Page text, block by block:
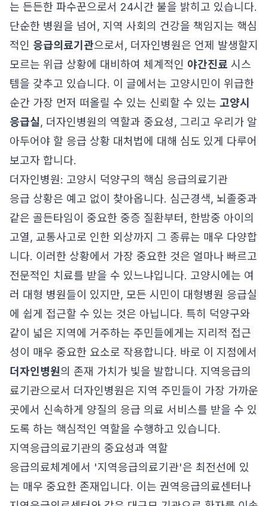
는 든든한 파수꾼으로서 24시간 불을 밝히고 있습니다.
단순한 병원을 넘어, 지역 사회의 건강을 책임지는 핵심
적인 응급의료기관으로서, 더자인병원은 언제 발생할지
모르는 위급 상황에 대비하여 체계적인 야간진료 시스
템을 갖추고 있습니다. 이 글에서는 고양시민이 위급한
순간 가장 먼저 떠올릴 수 있는 신뢰할 수 있는 고양시
응급실, 더자인병원의 역할과 중요성, 그리고 우리가 알
아두어야 할 응급 상황 대처법에 대해 심도 있게 다루어
보고자 합니다.
더자인병원: 고양시 덕양구의 핵심 응급의료기관
응급 상황은 예고 없이 찾아옵니다. 심근경색, 뇌졸중과
같은 골든타임이 중요한 중증 질환부터, 한밤중 아이의
고열, 교통사고로 인한 외상까지 그 종류는 매우 다양합
니다. 이러한 상황에서 가장 중요한 것은 얼마나 빠르고
전문적인 치료를 받을 수 있느냐입니다. 고양시에는 여
러 대형 병원들이 있지만, 모든 시민이 대형병원 응급실
에 쉽게 접근할 수 있는 것은 아닙니다. 특히 덕양구와
같이 넓은 지역에 거주하는 주민들에게는 지리적 접근
성이 매우 중요한 요소로 작용합니다. 바로 이 지점에서
더자인병원의 존재 가치가 빛을 발합니다. 지역응급의
료기관으로서 더자인병원은 지역 주민들이 가장 가까운
곳에서 신속하게 양질의 응급 의료 서비스를 받을 수 있
도록 하는 핵심적인 역할을 수행하고 있습니다.
지역응급의료기관의 중요성과 역할
응급의료체계에서 '지역응급의료기관'은 최전선에 있
는 매우 중요한 존재입니다. 이는 권역응급의료센터나